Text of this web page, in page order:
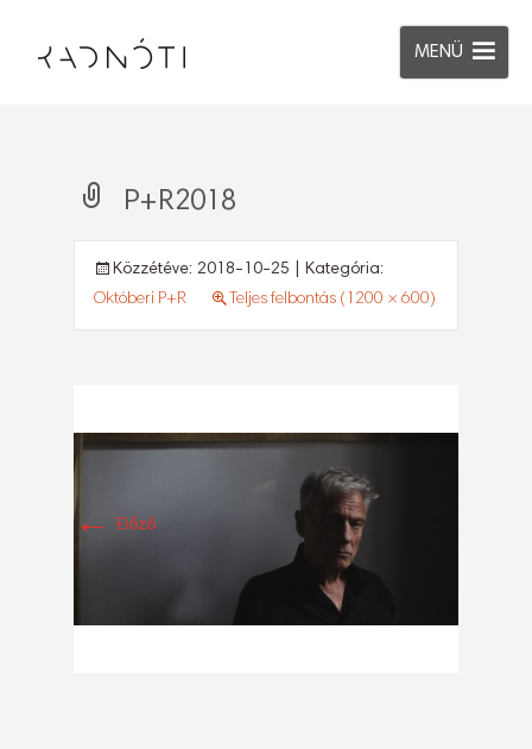
MENÜ
P+R2018
Közzétéve: 2018-10-25 | Kategória:
Októberi P+R
Teljes felbontás (1200 × 600)
← Előző